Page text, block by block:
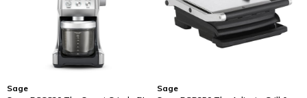
Sage
Sage